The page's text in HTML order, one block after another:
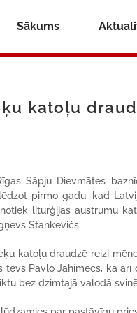
Sākums
katoļu
Sāpju Dievmātes
pirmo gadu, kad
liturģijas austrumu
Stankevičs.
katoļu draudzē reizi
Pavlo Jahimecs, kā
bez dzimtajā valodā